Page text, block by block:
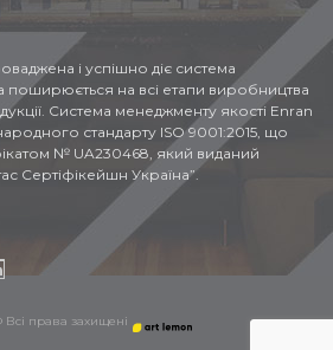
і успішно діє система
поширюється на всі етапи виробництва
Система менеджменту якості Enran
стандарту ISO 9001:2015, що
№ UA230468, який виданий
Сертіфікейшн Україна”.
права захищені